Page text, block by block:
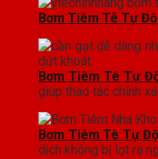
Bơm Tiêm Tê Tự
Bơm Tiêm Tê Tự
giúp thao tác chính
Bơm Tiêm Tê Tự
dịch không bị lọt ra